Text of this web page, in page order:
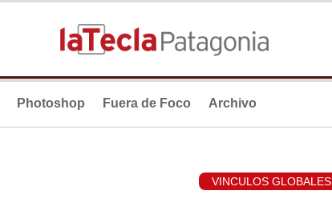
Photoshop Fuera de Foco Archivo
VINCULOS GLOBALES